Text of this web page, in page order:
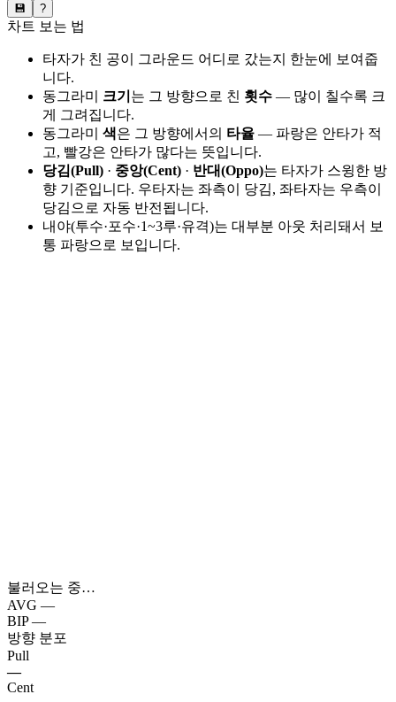
💾 ?
차트 보는 법
타자가 친 공이 그라운드 어디로 갔는지 한눈에 보여줍
니다.
동그라미 크기 는 그 방향으로 친 횟수 — 많이 칠수록 크
게 그려집니다.
동그라미 색은 그 방향에서의 타율 — 파랑은 안타가 적
고, 빨강은 안타가 많다는 뜻입니다.
당김(Pull) · 중앙(Cent) · 반대(Oppo)는 타자가 스윙한 방
향 기준입니다. 우타자는 좌측이 당김, 좌타자는 우측이
당김으로 자동 반전됩니다.
내야(투수·포수·1~3루·유격)는 대부분 아웃 처리돼서 보
통 파랑으로 보입니다.
불러오는 중…
AVG —
BIP —
방향 분포
Pull
—
Cent